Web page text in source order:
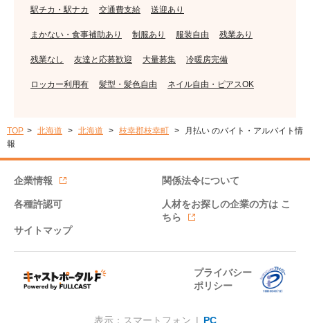
駅チカ・駅ナカ 交通費支給 送迎あり
まかない・食事補助あり 制服あり 服装自由 残業あり
残業なし 友達と応募歓迎 大量募集 冷暖房完備
ロッカー利用有 髪型・髪色自由 ネイル自由・ピアスOK
TOP 北海道 北海道 枝幸郡枝幸町
月払い のバイト・アルバイト情
報
企業情報 関係法令について
各種許認可 人材をお探しの企業の方は こ
ちら
サイトマップ
プライバシー
ポリシー
表示：スマートフォン | PC